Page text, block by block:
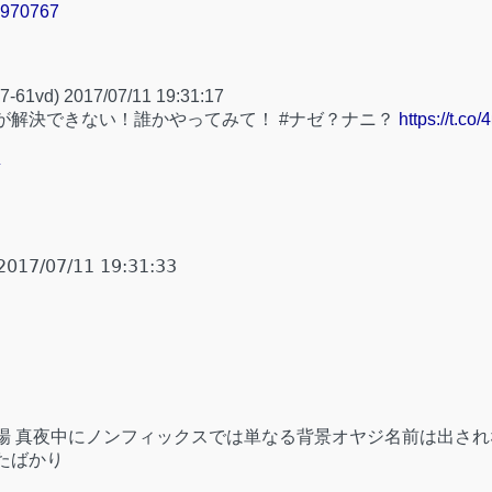
61vd) 2017/07/11 19:31:17
決できない！誰かやってみて！ #ナゼ？ナニ？ https://t.co/
2017/07/11 19:31:33
夜中にノンフィックスでは単なる背景オヤジ名前は出され
ばかり